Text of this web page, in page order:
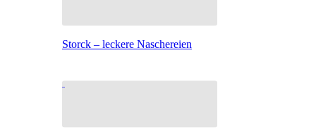
Storck – leckere Naschereien